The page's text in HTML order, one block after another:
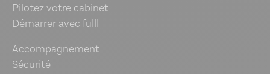
Pilotez votre cabinet
Démarrer avec fulll
Accompagnement
Sécurité